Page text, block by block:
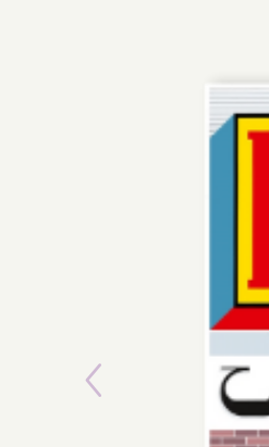
Previous